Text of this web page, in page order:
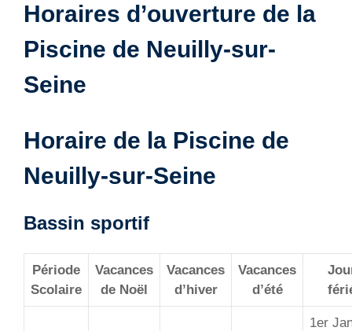
Horaires d’ouverture de la
Piscine de Neuilly-sur-
Seine
Horaire de la Piscine de
Neuilly-sur-Seine
Bassin sportif
Période
Scolaire
Vacances
de Noël
Vacances
d’hiver
Vacances
d’été
1er